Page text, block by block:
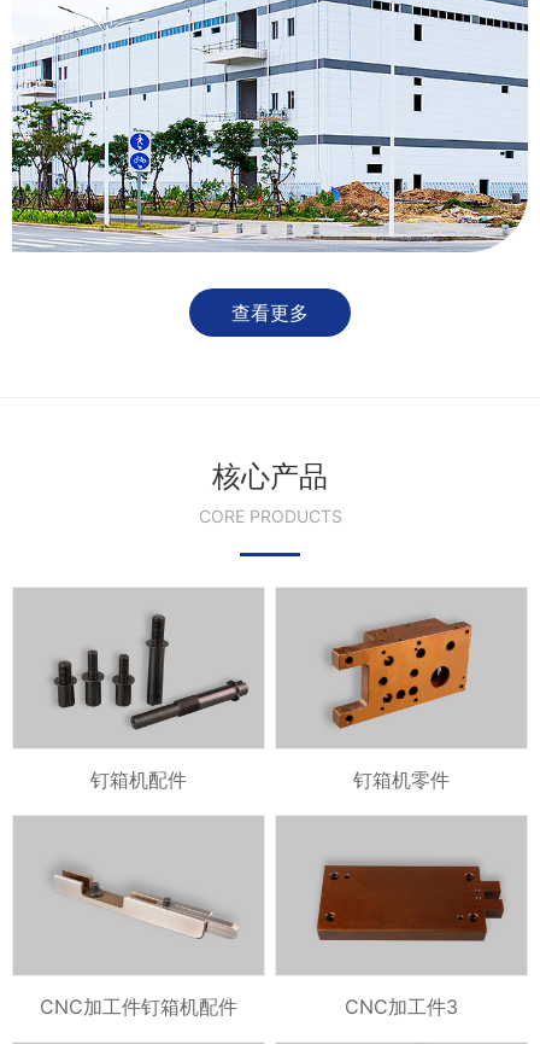
查看更多
核心产品
CORE PRODUCTS
钉箱机配件 钉箱机零件
CNC加工件钉箱机配件 CNC加工件3